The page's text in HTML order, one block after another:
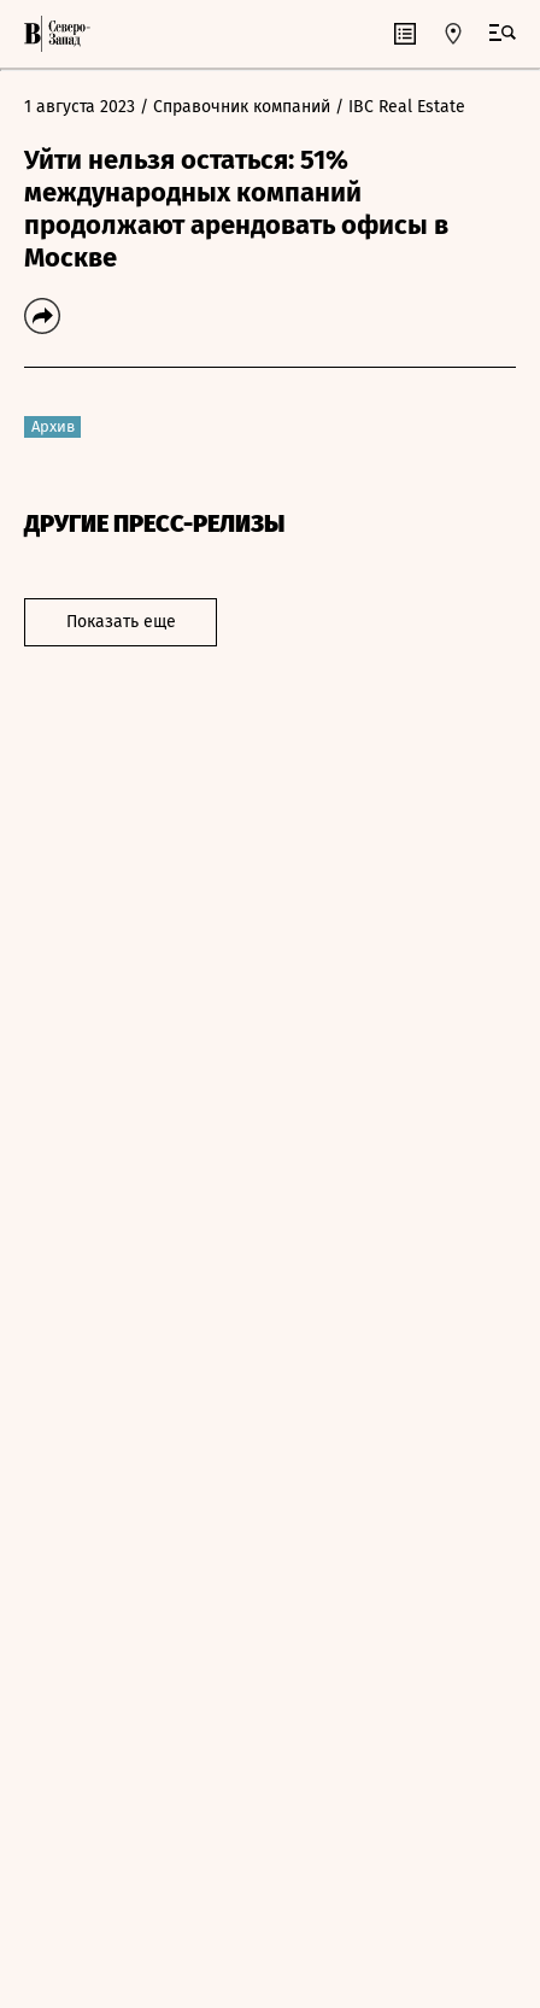
1 августа 2023 / Справочник компаний / IBC Real Estate
Уйти нельзя остаться: 51%
международных компаний
продолжают арендовать офисы в
Москве
Архив
ДРУГИЕ ПРЕСС-РЕЛИЗЫ
Показать еще